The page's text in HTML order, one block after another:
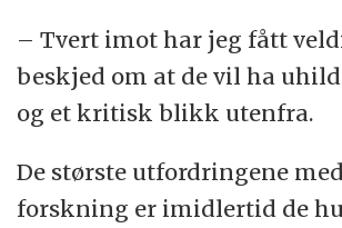
– Tvert imot har jeg fått
beskjed om at de vil ha
og et kritisk blikk utenfra.
De største utfordringene
forskning er imidlertid de